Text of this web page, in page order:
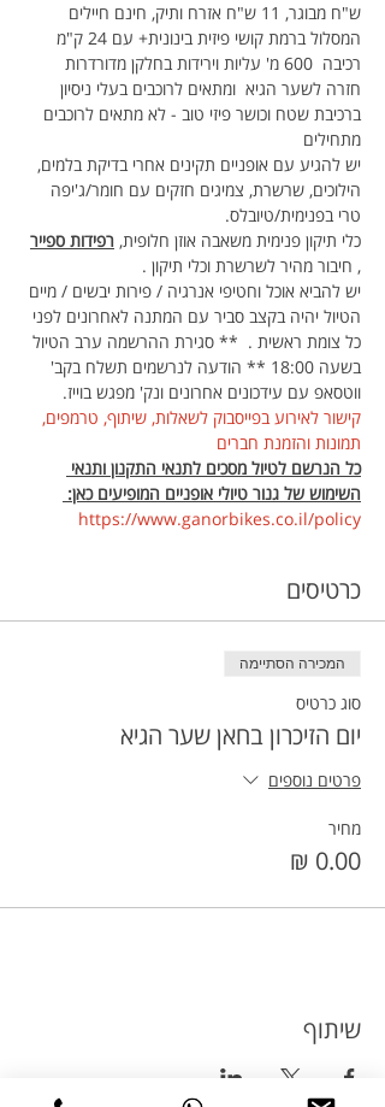
ש"ח מבוגר, 11 ש"ח אזרח ותיק, חינם חיילים
המסלול ברמת קושי פיזית בינונית+ עם 24 ק"מ
רכיבה  600 מ' עליות וירידות בחלקן מדורדרות
חזרה לשער הגיא  ומתאים לרוכבים בעלי ניסיון
ברכיבת שטח וכושר פיזי טוב - לא מתאים לרוכבים
מתחילים
יש להגיע עם אופניים תקינים אחרי בדיקת בלמים,
הילוכים, שרשרת, צמיגים חזקים עם חומר/ג'יפה
טרי בפנימית/טיובלס.
כלי תיקון פנימית משאבה אוזן חלופית, רפידות ספייר
, חיבור מהיר לשרשרת וכלי תיקון .
יש להביא אוכל וחטיפי אנרגיה / פירות יבשים / מיים
הטיול יהיה בקצב סביר עם המתנה לאחרונים לפני
כל צומת ראשית .  ** סגירת ההרשמה ערב הטיול
בשעה 18:00 ** הודעה לנרשמים תשלח בקב'
ווטסאפ עם עידכונים אחרונים ונק' מפגש בוייז.
קישור לאירוע בפייסבוק לשאלות, שיתוף, טרמפים,
תמונות והזמנת חברים
כל הנרשם לטיול מסכים לתנאי התקנון ותנאי
השימוש של גנור טיולי אופניים המופיעים כאן:
https://www.ganorbikes.co.il/policy
כרטיסים
המכירה הסתיימה
סוג כרטיס
יום הזיכרון בחאן שער הגיא
פרטים נוספים
מחיר
שיתוף